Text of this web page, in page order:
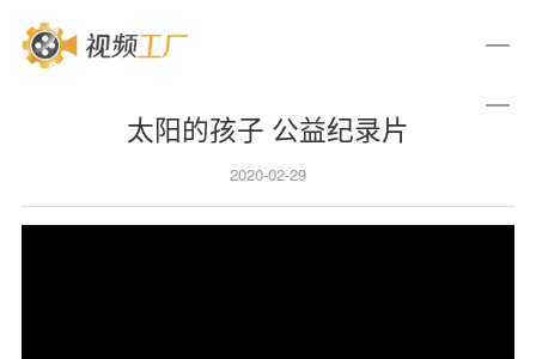
太阳的孩子 公益纪录片
2020-02-29